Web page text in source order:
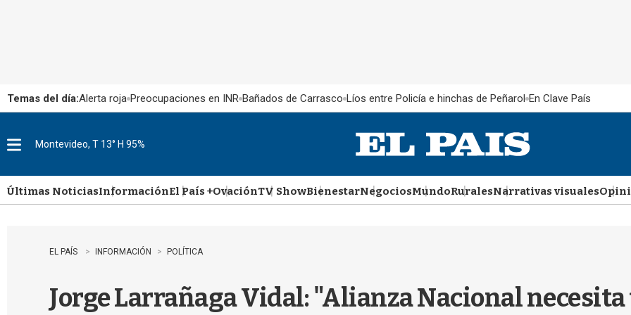
Temas del día:Alerta roja Preocupaciones en INR Bañados de Carrasco Líos entre Policía e hinchas de Peñarol En Clave País
u
Montevideo, T 13° H 95%
Últimas NoticiasInformaciónEl País +OvaciónTV ShowBienestarNegociosMundoRuralesNarrativas visuales
EL PAÍS INFORMACIÓN POLÍTICA
Jorge Larrañaga Vidal: "Alianza Nacional